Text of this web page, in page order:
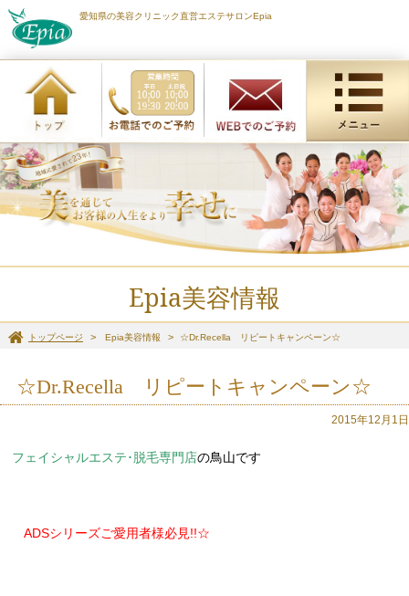
愛知県の美容クリニック直営エステサロンEpia
Epia美容情報
トップページ Epia美容情報 ☆Dr.Recella リピートキャンペーン☆
☆Dr.Recella リピートキャンペーン☆
2015年12月1日
フェイシャルエステ･脱毛専門店の鳥山です
ADSシリーズご愛用者様必見!!☆